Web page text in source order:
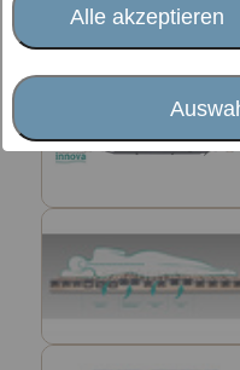
Alle akzeptieren